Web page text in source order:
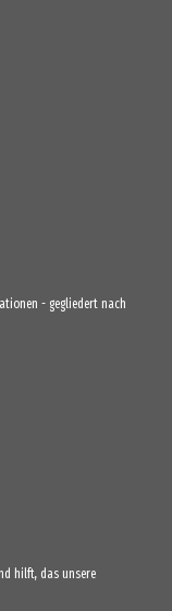
- gegliedert nach
hilft, das unsere